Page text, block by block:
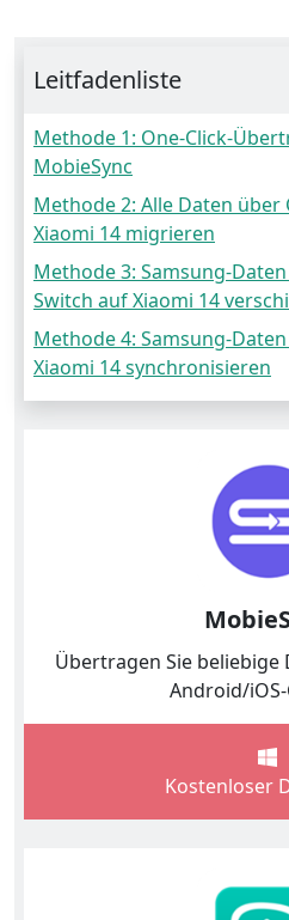
Leitfadenliste
Methode 1: One-Click-
MobieSync
Methode 2: Alle Daten
Xiaomi 14 migrieren
Methode 3: Samsung-
Switch auf Xiaomi 14
Methode 4: Samsung-
Xiaomi 14 synchronisieren
Übertragen Sie beliebige
Android/
Kostenloser